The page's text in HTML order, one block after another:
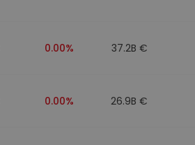
0.00% 37.2B €
0.00% 26.9B €